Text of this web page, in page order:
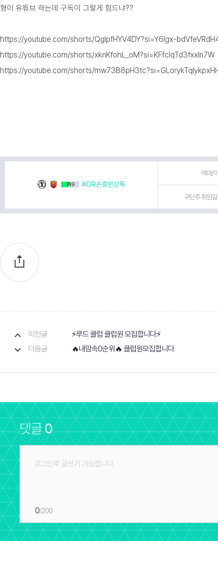
형이 유튜브 하는데 구독이 그렇게 힘드냐??
https://youtube.com/shorts/QgIpfHYV4DY?si=Y6lgx-
https://youtube.com/shorts/xknKfohL_oM?si=KFfclqTd3fxxln7W
https://youtube.com/shorts/
749 KOR손흥민감독
역대/
구단주 취임일
이전글
⚡루드 클럽 클럽원 모집합니다⚡
다음글
🔥내맘속0순위🔥 클럽원모집합니다
댓글0
0/200